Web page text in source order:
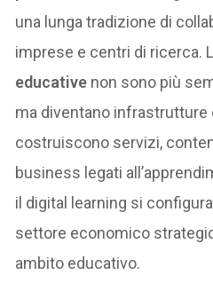
una lunga tradizione di
imprese e centri di ricerca.
educative non sono più
ma diventano infrastrutture
costruiscono servizi,
business legati
il digital learning si
settore economico
ambito educativo.